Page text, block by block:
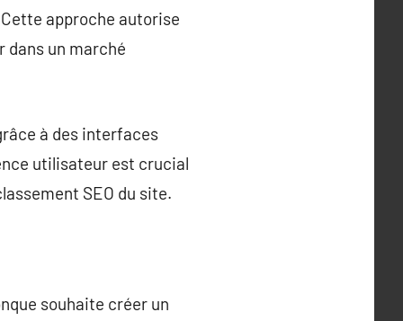
approche autorise
dans un marché
à des interfaces
utilisateur est crucial
SEO du site.
souhaite créer un